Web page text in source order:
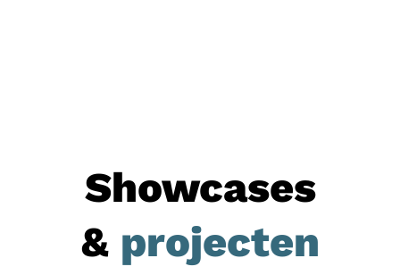
Showcases
& projecten